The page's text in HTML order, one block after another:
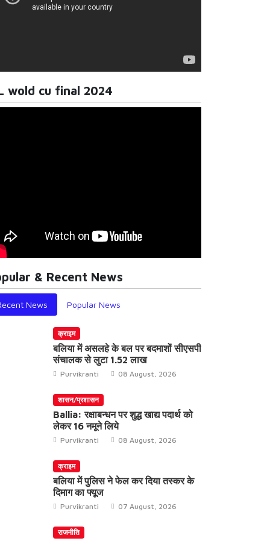
wold cu final 2024
& Recent News
News Popular News
क्राइम
बलिया में असलहे के बल पर बदमाशों सीएसपी
संचालक से लुटा 1.52 लाख
Purvikranti 08 August, 2026
शासन/प्रशासन
Ballia: रक्षाबन्धन पर शुद्ध खाद्य पदार्थ को
लेकर 16 नमूने लिये
Purvikranti 08 August, 2026
क्राइम
बलिया में पुलिस ने फेल कर दिया तस्कर के
दिमाग का फ्यूज
Purvikranti 07 August, 2026
राजनीति